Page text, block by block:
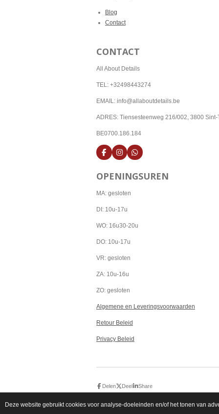
Deze website gebruikt cookies voor analyse-doeleinden en/of het tonen van
Blog
Contact
CONTACT
All About Details
TEL: +32498443274
EMAIL: info@allaboutdetails.be
ADRES: Tiensesteenweg 216/002, 3800 Sint-
BE0700.186.184
F
a
e
o
I
n
t
r
m
W
h
t
OPENINGSUREN
MA: gesloten
DI: 10u-17u
WO: 16u30-20u
DO: 10u-17u
VR: gesloten
ZA: 10u-16u
ZO: gesloten
Algemene en Leveringsvoorwaarden
Retour Beleid
Privacy Beleid
Delen Deel Share